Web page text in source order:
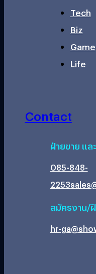
Tech
Biz
Game
Life
Contact
ฝ่ายขาย แล
085-848-
2253
สมัครงาน/
hr-